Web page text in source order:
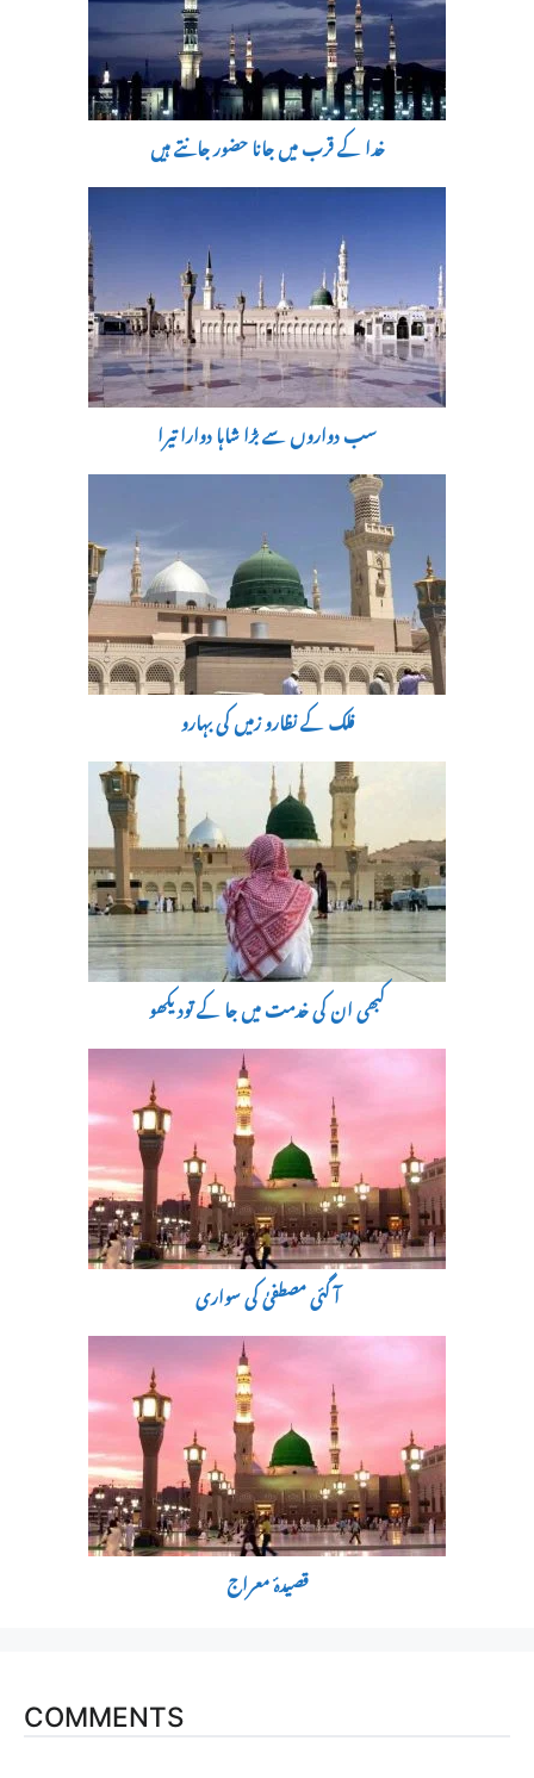
خدا کے قرب میں جانا حضور جانتے ہیں
سب دواروں سے بڑا شاہا دوارا تیرا
فلک کے نظارو زمیں کی بہارو
کبھی ان کی خدمت میں جا کے تودیکھو
آ گئی مصطفیٰ کی سواری
قصیدۂ معراج
COMMENTS